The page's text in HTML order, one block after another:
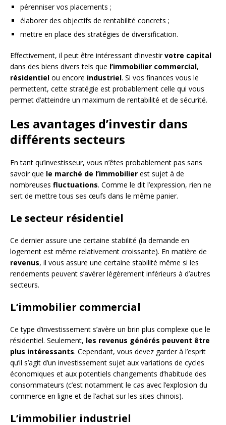
pérenniser vos placements ;
élaborer des objectifs de rentabilité concrets ;
mettre en place des stratégies de diversification.
Effectivement, il peut être intéressant d’investirvotre capital
dans des biens divers tels que l’immobilier commercial,
résidentiel ou encore industriel. Si vos finances vous le
permettent, cette stratégie est probablement celle qui vous
permet d’atteindre un maximum de rentabilité et de sécurité.
Les avantages d’investir dans
différents secteurs
En tant qu’investisseur, vous n’êtes probablement pas sans
savoir que le marché de l’immobilier est sujet à de
nombreuses fluctuations. Comme le dit l’expression, rien ne
sert de mettre tous ses œufs dans le même panier.
Le secteur résidentiel
Ce dernier assure une certaine stabilité (la demande en
logement est même relativement croissante). En matière de
revenus, il vous assure une certaine stabilité même si les
rendements peuvent s’avérer légèrement inférieurs à d’autres
secteurs.
L’immobilier commercial
Ce type d’investissement s’avère un brin plus complexe que le
résidentiel. Seulement, les revenus générés peuvent être
plus intéressants. Cependant, vous devez garder à l’esprit
qu’il s’agit d’un investissement sujet aux variations de cycles
économiques et aux potentiels changements d’habitude des
consommateurs (c’est notamment le cas avec l’explosion du
commerce en ligne et de l’achat sur les sites chinois).
L’immobilier industriel